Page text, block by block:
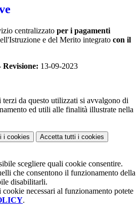
centralizzato per i pagamenti
e del Merito integrato con il
Revisione: 13-09-2023
da questo utilizzati si avvalgono di
ed utili alle finalità illustrate nella
i cookies Accetta tutti i cookies
scegliere quali cookie consentire.
che consentono il funzionamento della
disabilitarli.
necessari al funzionamento potete
.